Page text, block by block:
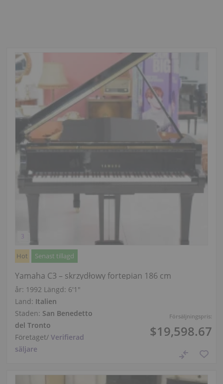
Försäljningspris:
$19,598.67
Hot Senast tillagd
Yamaha C3 – skrzydłowy fortepian 186 cm
år: 1992 Längd: 6′1″
Land: Italien
Staden: San Benedetto
del Tronto
Företaget/ Verifierad
säljare